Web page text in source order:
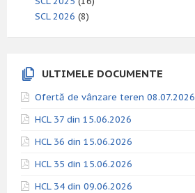
SCL 2026 (8)
ULTIMELE DOCUMENTE
Ofertă de vânzare teren 08.07.2026
HCL 37 din 15.06.2026
HCL 36 din 15.06.2026
HCL 35 din 15.06.2026
HCL 34 din 09.06.2026